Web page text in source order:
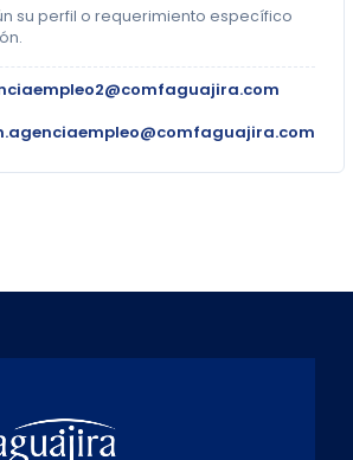
su perfil o requerimiento específico